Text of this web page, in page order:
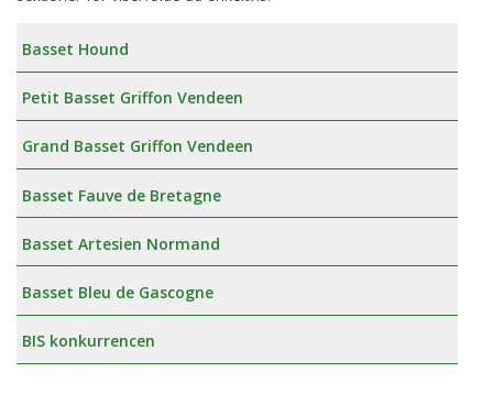
Basset Hound
Petit Basset Griffon Vendeen
Grand Basset Griffon Vendeen
Basset Fauve de Bretagne
Basset Artesien Normand
Basset Bleu de Gascogne
BIS konkurrencen